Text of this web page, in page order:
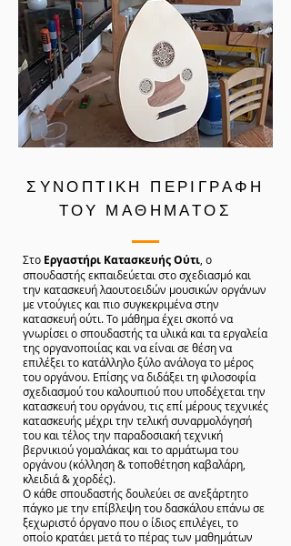
ΣΥΝΟΠΤΙΚΗ ΠΕΡΙΓΡΑΦΗ
ΤΟΥ ΜΑΘΗΜΑΤΟΣ
Στο Εργαστήρι Κατασκευής Ούτι, ο
σπουδαστής εκπαιδεύεται στο σχεδιασμό και
την κατασκευή λαουτοειδών μουσικών οργάνων
με ντούγιες και πιο συγκεκριμένα στην
κατασκευή ούτι. Το μάθημα έχει σκοπό να
γνωρίσει ο σπουδαστής τα υλικά και τα εργαλεία
της οργανοποιίας και να είναι σε θέση να
επιλέξει το κατάλληλο ξύλο ανάλογα το μέρος
του οργάνου. Επίσης να διδάξει τη φιλοσοφία
σχεδιασμού του καλουπιού που υποδέχεται την
κατασκευή του οργάνου, τις επί μέρους τεχνικές
κατασκευής μέχρι την τελική συναρμολόγησή
του και τέλος την παραδοσιακή τεχνική
βερνικιού γομαλάκας και το αρμάτωμα του
οργάνου (κόλληση & τοποθέτηση καβαλάρη,
κλειδιά & χορδές).
Ο κάθε σπουδαστής δουλεύει σε ανεξάρτητο
πάγκο με την επίβλεψη του δασκάλου επάνω σε
ξεχωριστό όργανο που ο ίδιος επιλέγει, το
οποίο κρατάει μετά το πέρας των μαθημάτων